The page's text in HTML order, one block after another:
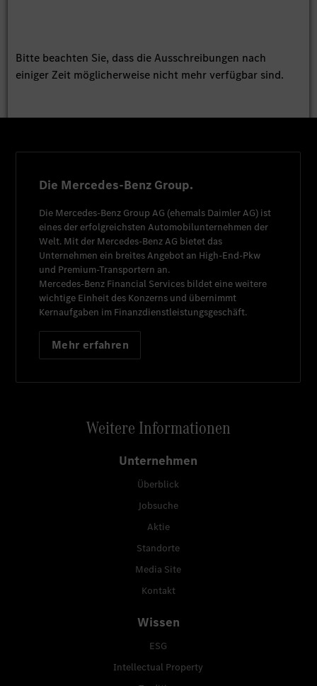
Bitte beachten Sie, dass die Ausschreibungen nach
einiger Zeit möglicherweise nicht mehr verfügbar sind.
Die Mercedes-Benz Group.
Die Mercedes-Benz Group AG (ehemals Daimler AG) ist
eines der erfolgreichsten Automobilunternehmen der
Welt. Mit der Mercedes-Benz AG bietet das
Unternehmen ein breites Angebot an High-End-Pkw
und Premium-Transportern an.
Mercedes-Benz Financial Services bildet eine weitere
wichtige Einheit des Konzerns und übernimmt
Kernaufgaben im Finanzdienstleistungsgeschäft.
Mehr erfahren
Weitere Informationen
Unternehmen
Überblick
Jobsuche
Aktie
Standorte
Media Site
Kontakt
Wissen
ESG
Intellectual Property